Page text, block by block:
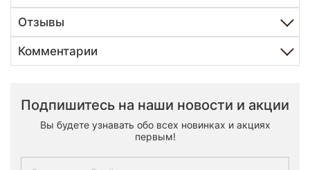
Отзывы
Комментарии
Подпишитесь на наши новости и акции
Вы будете узнавать обо всех новинках и акциях
первым!